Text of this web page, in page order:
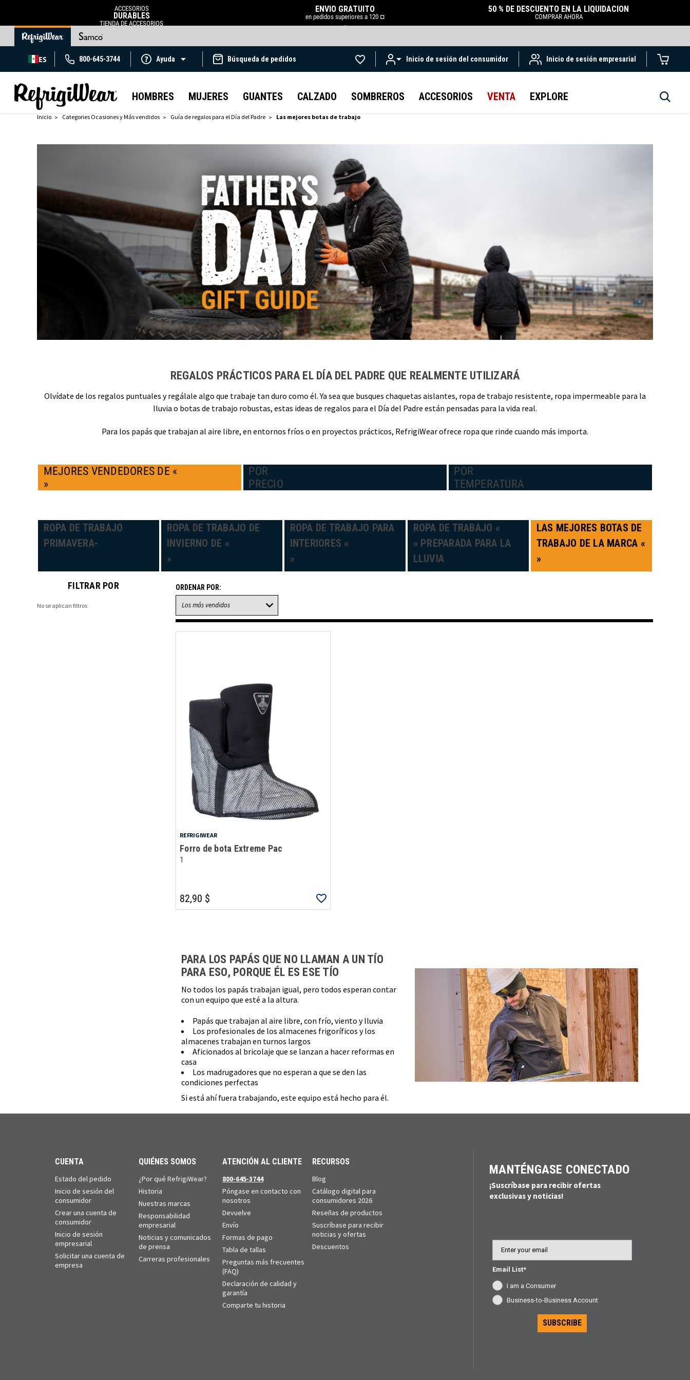
ACCESORIOS
DURABLES
TIENDA DE ACCESORIOS
ENVÍO GRATUITO
en pedidos superiores a 120 ¤
.
50 % DE DESCUENTO EN LA LIQUIDACIÓN
COMPRAR AHORA
ES 800-645-3744 Ayuda Búsqueda de pedidos Inicio de sesión del consumidor Inicio de sesión empresarial
HOMBRES MUJERES GUANTES CALZADO SOMBREROS ACCESORIOS VENTA EXPLORE
Inicio Categories Ocasiones y Más vendidos Guía de regalos para el Día del Padre Las mejores botas de trabajo
REGALOS PRÁCTICOS PARA EL DÍA DEL PADRE QUE REALMENTE UTILIZARÁ
Olvídate de los regalos puntuales y regálale algo que trabaje tan duro como él. Ya sea que busques chaquetas aislantes, ropa de trabajo resistente, ropa impermeable para la
lluvia o botas de trabajo robustas, estas ideas de regalos para el Día del Padre están pensadas para la vida real.
Para los papás que trabajan al aire libre, en entornos fríos o en proyectos prácticos, RefrigiWear ofrece ropa que rinde cuando más importa.
MEJORES VENDEDORES DE «
»
POR
PRECIO
POR
TEMPERATURA
ROPA DE TRABAJO
PRIMAVERA-
ROPA DE TRABAJO DE
INVIERNO DE «
»
ROPA DE TRABAJO PARA
INTERIORES «
»
ROPA DE TRABAJO «
» PREPARADA PARA LA
LLUVIA
LAS MEJORES BOTAS DE
TRABAJO DE LA MARCA «
»
FILTRAR POR
No se aplican filtros
ORDENAR POR:
REFRIGIWEAR
Forro de bota Extreme Pac
1
82,90 $
PARA LOS PAPÁS QUE NO LLAMAN A UN TÍO
PARA ESO, PORQUE ÉL ES ESE TÍO
No todos los papás trabajan igual, pero todos esperan contar
con un equipo que esté a la altura.
Papás que trabajan al aire libre, con frío, viento y lluvia
Los profesionales de los almacenes frigoríficos y los
almacenes trabajan en turnos largos
Aficionados al bricolaje que se lanzan a hacer reformas en
casa
Los madrugadores que no esperan a que se den las
condiciones perfectas
Si está ahí fuera trabajando, este equipo está hecho para él.
CUENTA
Estado del pedido
Inicio de sesión del
consumidor
Crear una cuenta de
consumidor
Inicio de sesión
empresarial
Solicitar una cuenta de
empresa
QUIÉNES SOMOS
¿Por qué RefrigiWear?
Historia
Nuestras marcas
Responsabilidad
empresarial
Noticias y comunicados
de prensa
Carreras profesionales
ATENCIÓN AL CLIENTE
800-645-3744
Póngase en contacto con
nosotros
Devuelve
Envío
Formas de pago
Tabla de tallas
Preguntas más frecuentes
(FAQ)
Declaración de calidad y
garantía
Comparte tu historia
RECURSOS
Blog
Catálogo digital para
consumidores 2026
Reseñas de productos
Suscríbase para recibir
noticias y ofertas
Descuentos
MANTÉNGASE CONECTADO
¡Suscríbase para recibir ofertas
exclusivas y noticias!
Email List*
I am a Consumer
Business-to-Business Account
SUBSCRIBE